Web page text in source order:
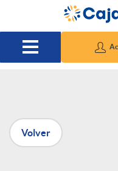
Saltar al contenido
P
u
Volver